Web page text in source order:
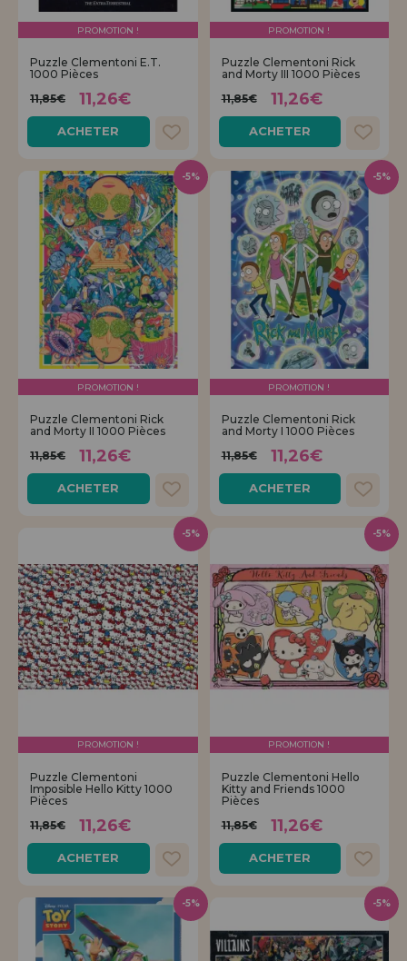
Allez-y! Nous vous attendions.
PROMOTION !
Puzzle Clementoni E.T.
1000 Pièces
11,85€
11,26€
ACHETER
PROMOTION !
Puzzle Clementoni Rick
and Morty III 1000 Pièces
11,85€
11,26€
ACHETER
PROMOTION !
Puzzle Clementoni Rick
and Morty II 1000 Pièces
11,85€
11,26€
ACHETER
-5%
PROMOTION !
Puzzle Clementoni Rick
and Morty I 1000 Pièces
11,85€
11,26€
ACHETER
-5%
PROMOTION !
Puzzle Clementoni
Imposible Hello Kitty 1000
Pièces
11,85€
11,26€
ACHETER
-5%
PROMOTION !
Puzzle Clementoni Hello
Kitty and Friends 1000
Pièces
11,85€
11,26€
ACHETER
-5%
-5% -5%